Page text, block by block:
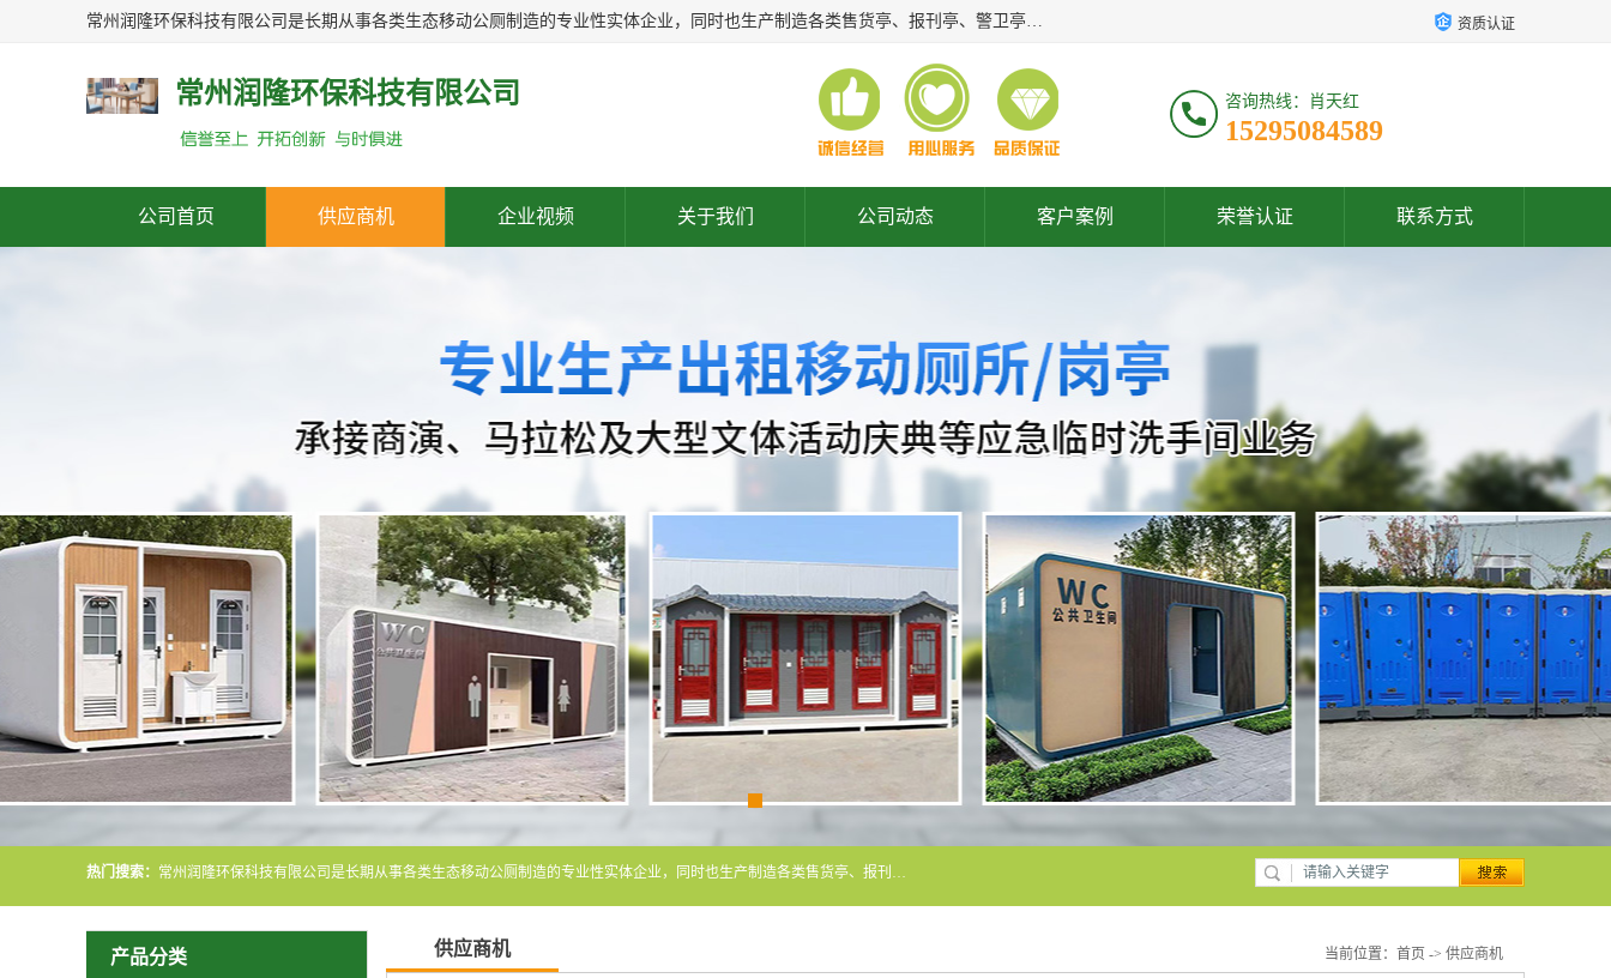
常州润隆环保科技有限公司是长期从事各类生态移动公厕制造的专业性实体企业，同时也生产制造各类售货亭、报刊亭、警卫亭等，我公司将尽全力为各用户在设计、制造、服务上提供快捷满意的全程服务，本公司愿与各用户携手共创辉煌业绩。主要产品：移动厕所;、生态厕所、 环保厕所、 流动厕所、商亭、岗亭、活动板房、移动厕所租赁等； 资质认证
常州润隆环保科技有限公司 咨询热线：肖天红
15295084589
公司首页 供应商机 企业视频 关于我们 公司动态 客户案例 荣誉认证 联系方式
热门搜索： 常州润隆环保科技有限公司是长期从事各类生态移动公厕制造的专业性实体企业，同时也生产制造各类售货亭、报刊亭、警卫亭等，我公司将尽全力为各用户在设计、制造、服务上提供快捷满意的全程服务，本公司愿与各用户携手共创辉煌业绩。主要产品：移动厕所;、生态厕所、 环保厕所、 流动厕所、商亭、岗亭、活动板房、移动厕所租赁等；
产品分类 供应商机 当前位置： 首页 -> 供应商机